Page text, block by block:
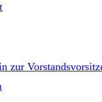
zur